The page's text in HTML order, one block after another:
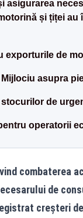
asigurarea
și țiței au
exporturile de
asupra
de
operatorii
combaterea
de
creșteri de